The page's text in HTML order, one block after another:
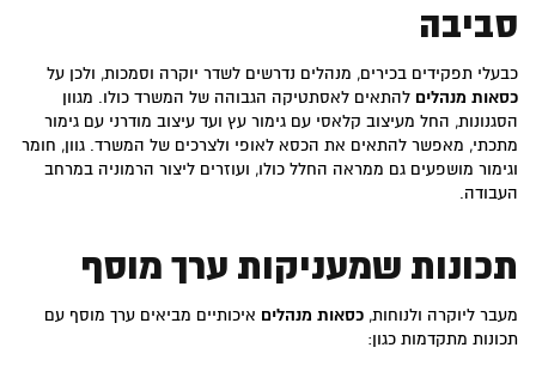
סביבה
כבעלי תפקידים בכירים, מנהלים נדרשים לשדר יוקרה וסמכות, ולכן על
כסאות מנהלים להתאים לאסתטיקה הגבוהה של המשרד כולו. מגוון
הסגנונות, החל מעיצוב קלאסי עם גימור עץ ועד עיצוב מודרני עם גימור
מתכתי, מאפשר להתאים את הכסא לאופי ולצרכים של המשרד. גוון, חומר
וגימור מושפעים גם ממראה החלל כולו, ועוזרים ליצור הרמוניה במרחב
העבודה.
תכונות שמעניקות ערך מוסף
מעבר ליוקרה ולנוחות, כסאות מנהלים איכותיים מביאים ערך מוסף עם
תכונות מתקדמות כגון: